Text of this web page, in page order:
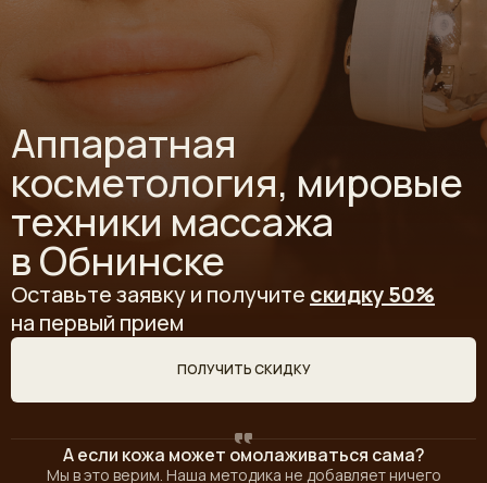
Аппаратная
косметология, мировые
техники массажа
в Обнинске
Оставьте заявку и получите скидку 50%
на первый прием
ПОЛУЧИТЬ СКИДКУ
А если кожа может омолаживаться сама?
Мы в это верим. Наша методика не добавляет ничего